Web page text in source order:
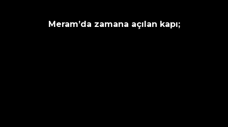
Meram’da zamana açılan kapı;